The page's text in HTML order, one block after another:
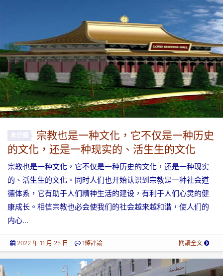
未分類
​宗教也是一种文化，它不仅是一种历史
的文化，还是一种现实的、活生生的文化
宗教也是一种文化，它不仅是一种历史的文化，还是一种现实
的、活生生的文化。同时人们也开始认识到宗教是一种社会道
德体系，它有助于人们精神生活的建设，有利于人们心灵的健
康成长。相信宗教也必会使我们的社会越来越和谐，使人们的
内心...
2022 年 11 月 25 日 1條評論 閱讀全文